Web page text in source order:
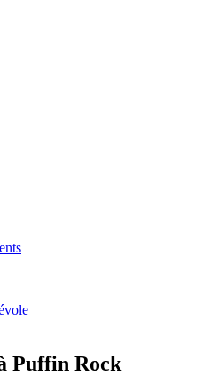
Puffin Rock